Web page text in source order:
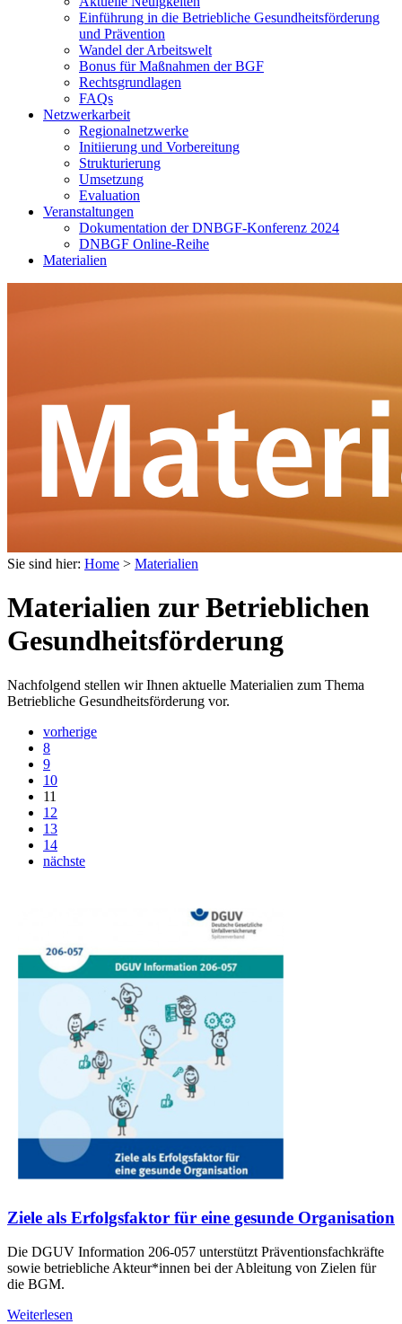
Einführung in die Betriebliche Gesundheitsförderung
und Prävention
Wandel der Arbeitswelt
Bonus für Maßnahmen der BGF
Rechtsgrundlagen
FAQs
Netzwerkarbeit
Regionalnetzwerke
Initiierung und Vorbereitung
Strukturierung
Umsetzung
Evaluation
Veranstaltungen
Dokumentation der DNBGF-Konferenz 2024
DNBGF Online-Reihe
Materialien
Sie sind hier: Home > Materialien
Materialien zur Betrieblichen
Gesundheitsförderung
Nachfolgend stellen wir Ihnen aktuelle Materialien zum Thema
Betriebliche Gesundheitsförderung vor.
vorherige
8
9
10
11
12
13
14
nächste
Ziele als Erfolgsfaktor für eine gesunde Organisation
Die DGUV Information 206-057 unterstützt Präventionsfachkräfte
sowie betriebliche Akteur*innen bei der Ableitung von Zielen für
die BGM.
Weiterlesen